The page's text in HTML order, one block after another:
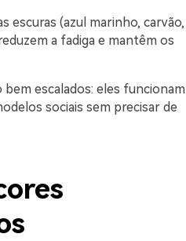
escuras (azul marinho, carvão,
a fadiga e mantêm os
escalados: eles funcionam
sociais sem precisar de